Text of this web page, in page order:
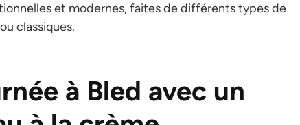
et modernes, faites de différents types de
classiques.
à Bled avec un